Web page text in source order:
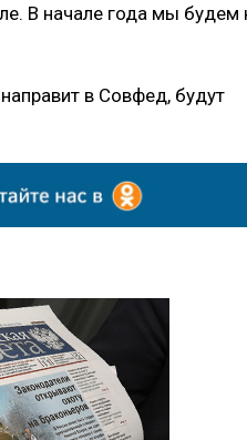
В начале года мы будем
в Совфед, будут